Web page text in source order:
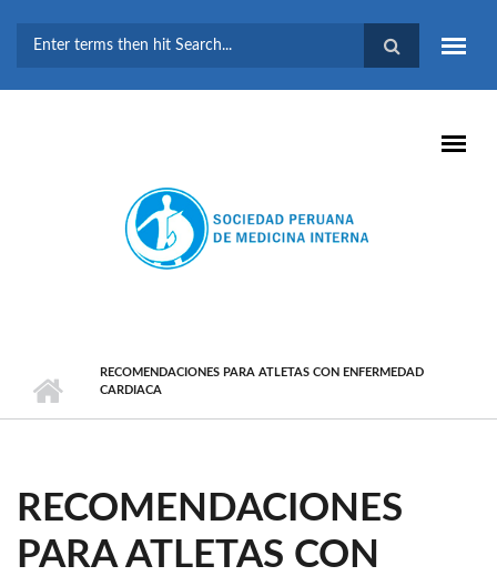
BÚSQUEDA
RECOMENDACIONES PARA ATLETAS CON ENFERMEDAD
CARDIACA
RECOMENDACIONES
PARA ATLETAS CON